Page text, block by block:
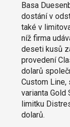
Basa
dostání v
také v
níž firma
deseti kusů
provedení
dolarů
Custom Line,
varianta Gold
limitku
dolarů.